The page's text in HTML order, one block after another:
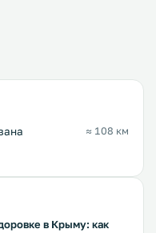
≈ 108 км
в Крыму: как